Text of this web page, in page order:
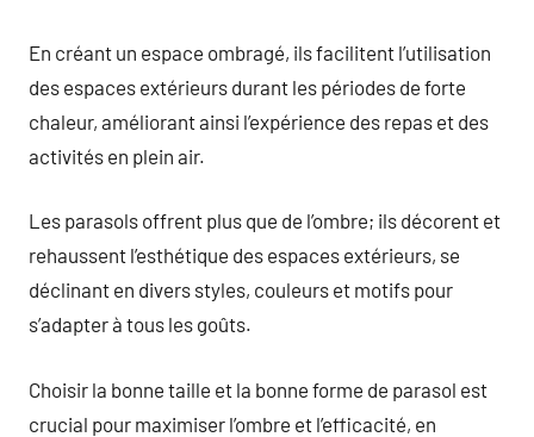
En créant un espace ombragé, ils facilitent l’utilisation
des espaces extérieurs durant les périodes de forte
chaleur, améliorant ainsi l’expérience des repas et des
activités en plein air.
Les parasols offrent plus que de l’ombre; ils décorent et
rehaussent l’esthétique des espaces extérieurs, se
déclinant en divers styles, couleurs et motifs pour
s’adapter à tous les goûts.
Choisir la bonne taille et la bonne forme de parasol est
crucial pour maximiser l’ombre et l’efficacité, en